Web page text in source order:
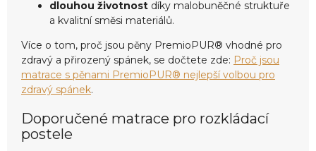
dlouhou životnost díky malobuněčné struktuře
a kvalitní směsi materiálů.
Více o tom, proč jsou pěny PremioPUR® vhodné pro
zdravý a přirozený spánek, se dočtete zde: Proč jsou
matrace s pěnami PremioPUR® nejlepší volbou pro
zdravý spánek.
Doporučené matrace pro rozkládací
postele